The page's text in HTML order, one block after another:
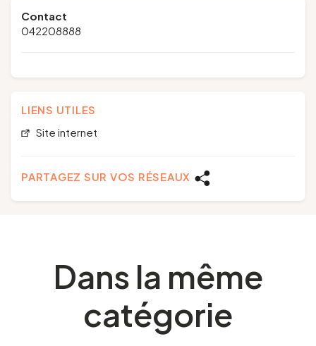
Contact
042208888
LIENS UTILES
Site internet
PARTAGEZ SUR VOS RÉSEAUX
Dans la même
catégorie